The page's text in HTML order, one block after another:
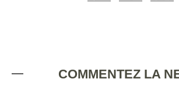
COMMENTEZ LA